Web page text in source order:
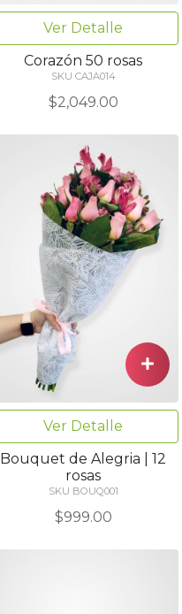
Ver Detalle
Corazón 50 rosas
SKU CAJA014
$2,049.00
Ver Detalle
Bouquet de Alegria | 12
rosas
SKU BOUQ001
$999.00